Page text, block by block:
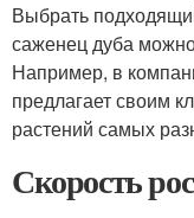
Выбрать
саженец дуба
Например, в
предлагает своим
растений самых
Скорость